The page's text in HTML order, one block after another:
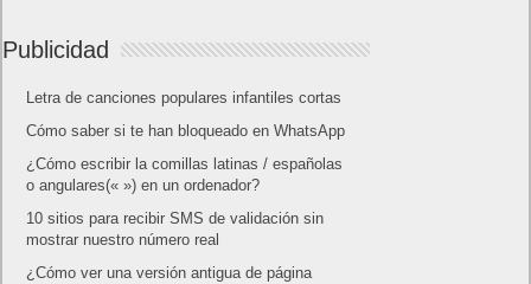
Publicidad
Letra de canciones populares infantiles cortas
Cómo saber si te han bloqueado en WhatsApp
¿Cómo escribir la comillas latinas / españolas
o angulares(« ») en un ordenador?
10 sitios para recibir SMS de validación sin
mostrar nuestro número real
¿Cómo ver una versión antigua de página